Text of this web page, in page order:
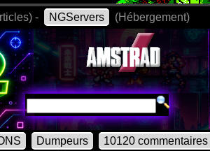
- NGServers (Hébergement)
Dumpeurs 10120 commentaires